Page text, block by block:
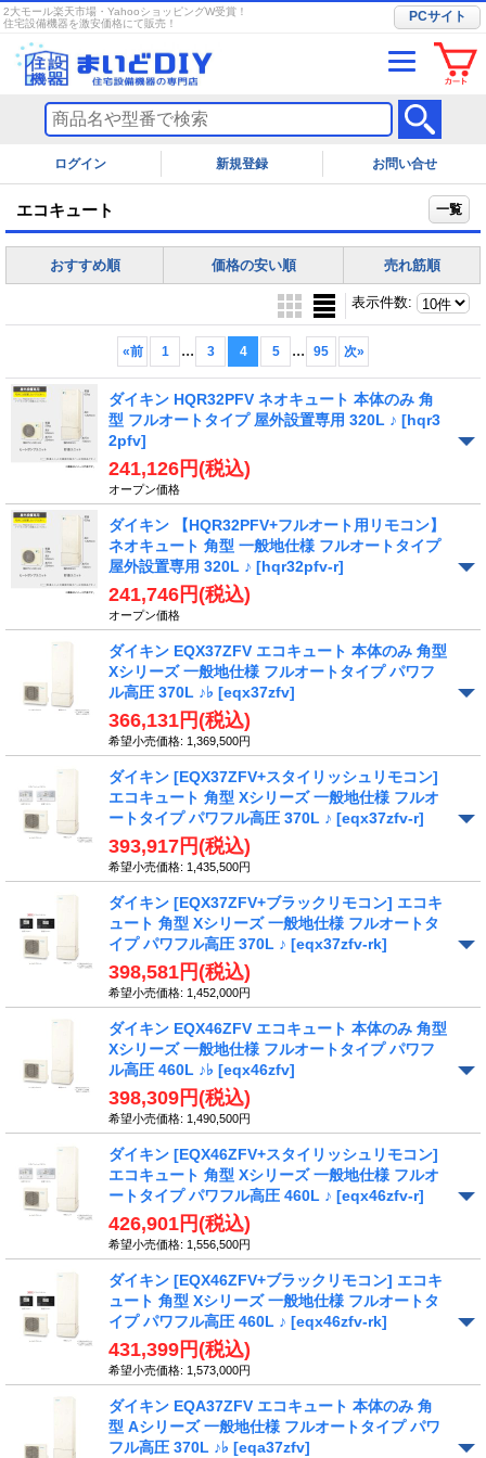
2大モール楽天市場・YahooショッピングW受賞！
住宅設備機器を激安価格にて販売！
PCサイト
ログイン お問い合せ
エコキュート 一覧
おすすめ順 価格の安い順 売れ筋順
表示件数:
«前 1 ... 3 4 5 ... 95 次»
ダイキン HQR32PFV ネオキュート 本体のみ 角
型 フルオートタイプ 屋外設置専用 320L ♪ [hqr3
2pfv]
241,126円 (税込)
オープン価格
ダイキン 【HQR32PFV+フルオート用リモコン】
ネオキュート 角型 一般地仕様 フルオートタイプ
屋外設置専用 320L ♪ [hqr32pfv-r]
241,746円 (税込)
オープン価格
ダイキン EQX37ZFV エコキュート 本体のみ 角型
Xシリーズ 一般地仕様 フルオートタイプ パワフ
ル高圧 370L ♪♭ [eqx37zfv]
366,131円 (税込)
希望小売価格: 1,369,500円
ダイキン [EQX37ZFV+スタイリッシュリモコン]
エコキュート 角型 Xシリーズ 一般地仕様 フルオ
ートタイプ パワフル高圧 370L ♪ [eqx37zfv-r]
393,917円 (税込)
希望小売価格: 1,435,500円
ダイキン [EQX37ZFV+ブラックリモコン] エコキ
ュート 角型 Xシリーズ 一般地仕様 フルオートタ
イプ パワフル高圧 370L ♪ [eqx37zfv-rk]
398,581円 (税込)
希望小売価格: 1,452,000円
ダイキン EQX46ZFV エコキュート 本体のみ 角型
Xシリーズ 一般地仕様 フルオートタイプ パワフ
ル高圧 460L ♪♭ [eqx46zfv]
398,309円 (税込)
希望小売価格: 1,490,500円
ダイキン [EQX46ZFV+スタイリッシュリモコン]
エコキュート 角型 Xシリーズ 一般地仕様 フルオ
ートタイプ パワフル高圧 460L ♪ [eqx46zfv-r]
426,901円 (税込)
希望小売価格: 1,556,500円
ダイキン [EQX46ZFV+ブラックリモコン] エコキ
ュート 角型 Xシリーズ 一般地仕様 フルオートタ
イプ パワフル高圧 460L ♪ [eqx46zfv-rk]
431,399円 (税込)
希望小売価格: 1,573,000円
ダイキン EQA37ZFV エコキュート 本体のみ 角
型 Aシリーズ 一般地仕様 フルオートタイプ パワ
フル高圧 370L ♪♭ [eqa37zfv]